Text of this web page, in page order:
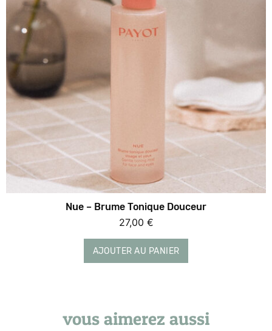
Nue – Brume Tonique Douceur
27,00 €
AJOUTER AU PANIER
vous aimerez aussi